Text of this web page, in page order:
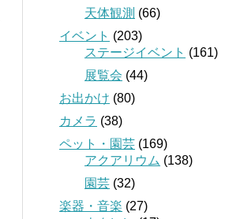
天体観測 (66)
イベント (203)
ステージイベント (161)
展覧会 (44)
お出かけ (80)
カメラ (38)
ペット・園芸 (169)
アクアリウム (138)
園芸 (32)
楽器・音楽 (27)